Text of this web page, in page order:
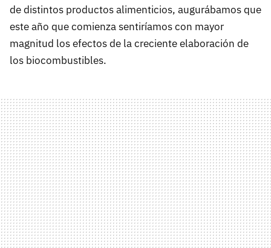
de distintos productos alimenticios, augurábamos que
este año que comienza sentiríamos con mayor
magnitud los efectos de la creciente elaboración de
los biocombustibles.